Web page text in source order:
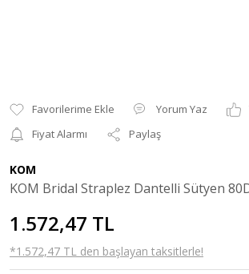
Yorum Yaz
Fiyat Alarmı
Paylaş
KOM
KOM Bridal Straplez Dantelli Sütyen
1.572,47 TL
*1.572,47 TL den başlayan taksitlerle!